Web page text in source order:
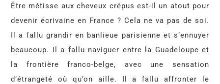
Être métisse aux cheveux crépus est-il un atout pour
devenir écrivaine en France ? Cela ne va pas de soi.
Il a fallu grandir en banlieue parisienne et s’ennuyer
beaucoup. Il a fallu naviguer entre la Guadeloupe et
la frontière franco-belge, avec une sensation
d’étrangeté où qu’on aille. Il a fallu affronter le